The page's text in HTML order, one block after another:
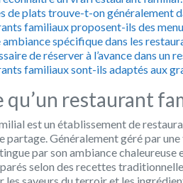
de plats trouve-t-on généralement
familiaux proposent-ils des
spécifique dans les
de réserver à l’avance dans un
familiaux sont-ils adaptés aux
qu’un restaurant
est un établissement de
partage. Généralement géré par
par son ambiance
selon des recettes